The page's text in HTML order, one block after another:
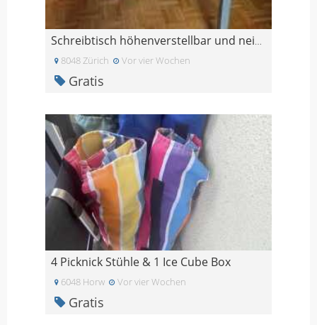
Schreibtisch höhenverstellbar und neigbar
8048 Zürich Vor vier Wochen
Gratis
4 Picknick Stühle & 1 Ice Cube Box
6048 Horw Vor vier Wochen
Gratis